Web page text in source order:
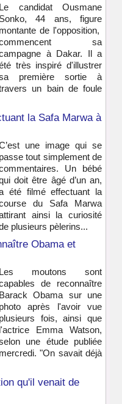
Le candidat Ousmane
Sonko, 44 ans, figure
montante de l'opposition,
sa
à Dakar. Il a
très inspiré d'illustrer
première sortie à
un bain de foule
la Safa Marwa à
une image qui se
passe tout simplement de
Un bébé
doit être âgé d’un an,
été filmé effectuant la
du Safa Marwa
ainsi la curiosité
plusieurs pèlerins...
Obama et
Les moutons sont
de reconnaître
Barack Obama sur une
photo après l'avoir vue
plusieurs fois, ainsi que
l'actrice Emma Watson,
une étude publiée
mercredi. "On savait déjà
qu'il venait de